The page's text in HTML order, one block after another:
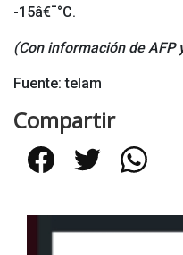
-15â€¯°C.
(Con información de AFP
Fuente: telam
Compartir
FacebookTwitter